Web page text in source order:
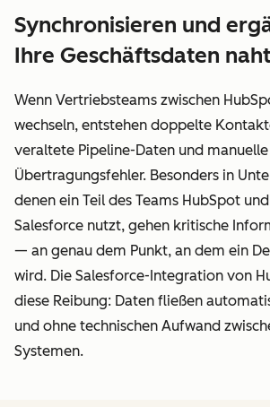
Synchronisieren und
Ihre Geschäftsdaten
Wenn Vertriebsteams zwischen
wechseln, entstehen doppelte
veraltete Pipeline-Daten und manuelle
Übertragungsfehler. Besonders in
denen ein Teil des Teams HubSpot
Salesforce nutzt, gehen kritische
— an genau dem Punkt, an dem ein
wird. Die Salesforce-Integration von
diese Reibung: Daten fließen
und ohne technischen Aufwand
Systemen.